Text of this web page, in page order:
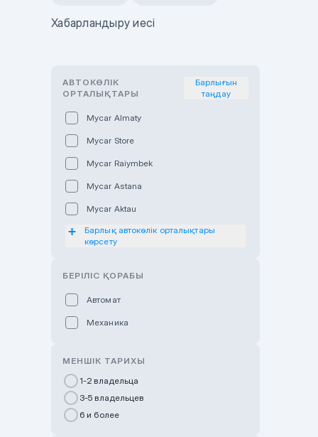
Хабарландыру иесі
АВТОКӨЛІК
ОРТАЛЫҚТАРЫ
Барлығын
таңдау
Mycar Almaty
Mycar Store
Mycar Raiymbek
Mycar Astana
Mycar Aktau
Mycar Uralsk
Haval & Tank Pavlodar
Bavaria Almaty
Mycar Shymkent
Changan Auto Nurly Zhol
Барлық автокөлік орталықтары
көрсету
БЕРІЛІС ҚОРАБЫ
Автомат
Механика
МЕНШІК ТАРИХЫ
1-2 владельца
3-5 владельцев
6 и более